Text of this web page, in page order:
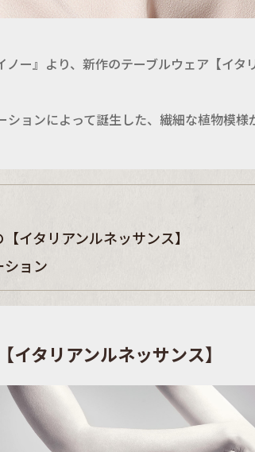
ー』より、新作のテーブルウェア【イ
ョンによって誕生した、繊細な植物模様
イタリアンルネッサンス】
ョン
タリアンルネッサンス】